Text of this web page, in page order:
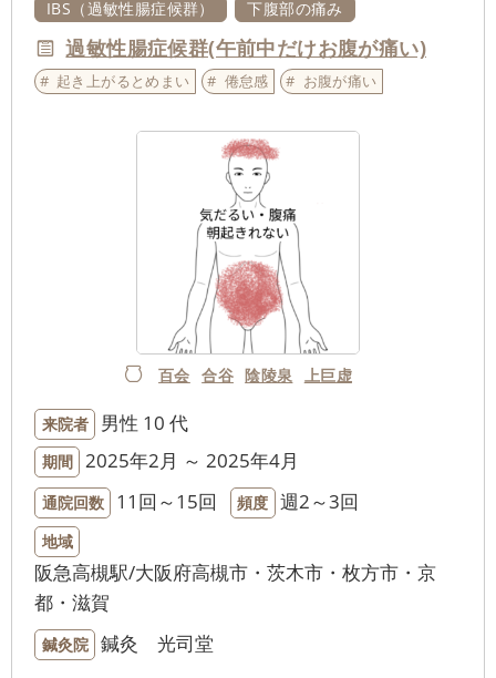
IBS（過敏性腸症候群） 下腹部の痛み
過敏性腸症候群(午前中だけお腹が痛い)
起き上がるとめまい 倦怠感 お腹が痛い
百会 合谷 陰陵泉 上巨虚
来院者 男性 10 代
期間 2025年2月 ～ 2025年4月
通院回数 11回～15回 頻度 週2～3回
地域
阪急高槻駅/大阪府高槻市・茨木市・枚方市・京
都・滋賀
鍼灸院 鍼灸 光司堂